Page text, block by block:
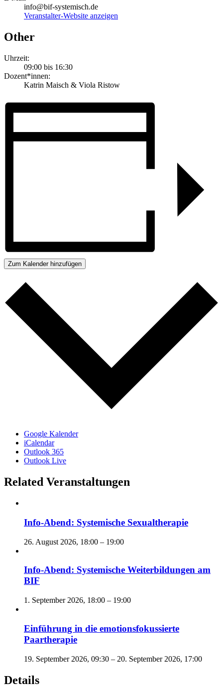
info@bif-systemisch.de
Veranstalter-Website anzeigen
Other
Uhrzeit:
09:00 bis 16:30
Dozent*innen:
Katrin Maisch & Viola Ristow
Zum Kalender hinzufügen
Google Kalender
iCalendar
Outlook 365
Outlook Live
Related Veranstaltungen
Info-Abend: Systemische Sexualtherapie
26. August 2026, 18:00 – 19:00
Info-Abend: Systemische Weiterbildungen am
BIF
1. September 2026, 18:00 – 19:00
Einführung in die emotionsfokussierte
Paartherapie
19. September 2026, 09:30 – 20. September 2026, 17:00
Details